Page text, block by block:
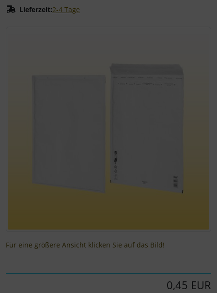
Lieferzeit:2-4 Tage
Für eine größere Ansicht klicken Sie auf das Bild!
0,45 EUR